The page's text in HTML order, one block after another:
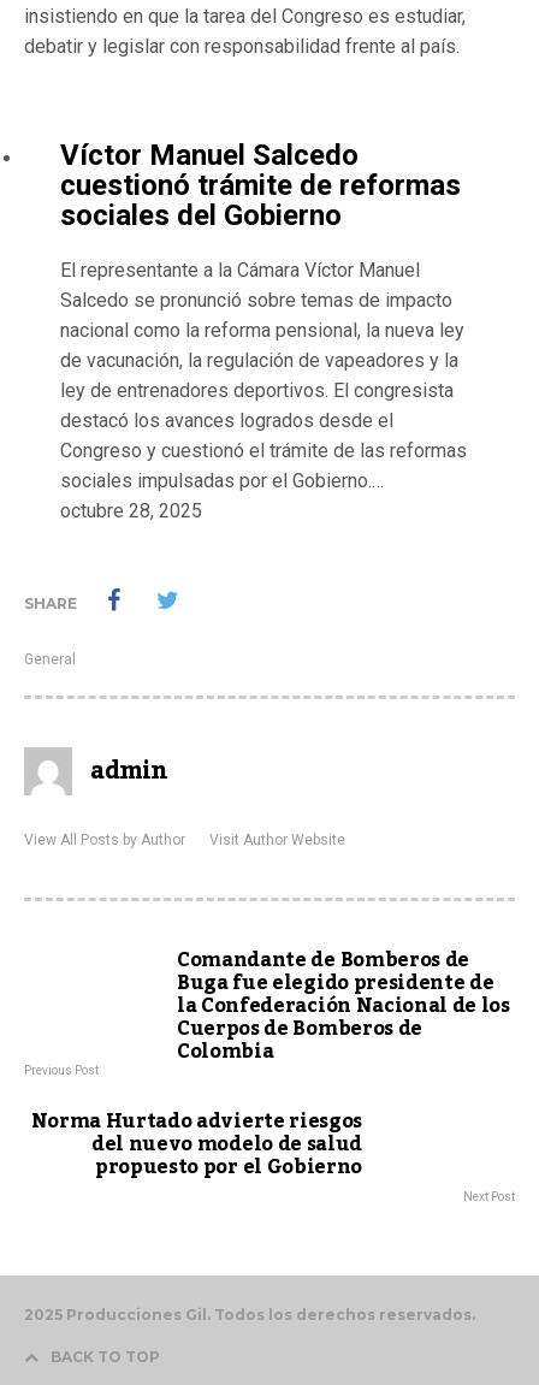
insistiendo en que la tarea del Congreso es estudiar,
debatir y legislar con responsabilidad frente al país.
Víctor Manuel Salcedo
cuestionó trámite de reformas
sociales del Gobierno
El representante a la Cámara Víctor Manuel
Salcedo se pronunció sobre temas de impacto
nacional como la reforma pensional, la nueva ley
de vacunación, la regulación de vapeadores y la
ley de entrenadores deportivos. El congresista
destacó los avances logrados desde el
Congreso y cuestionó el trámite de las reformas
sociales impulsadas por el Gobierno.…
octubre 28, 2025
SHARE
General
admin
View All Posts by Author Visit Author Website
Comandante de Bomberos de
Buga fue elegido presidente de
la Confederación Nacional de los
Cuerpos de Bomberos de
Colombia
Previous Post
Norma Hurtado advierte riesgos
del nuevo modelo de salud
propuesto por el Gobierno
Next Post
2025 Producciones Gil. Todos los derechos reservados.
BACK TO TOP